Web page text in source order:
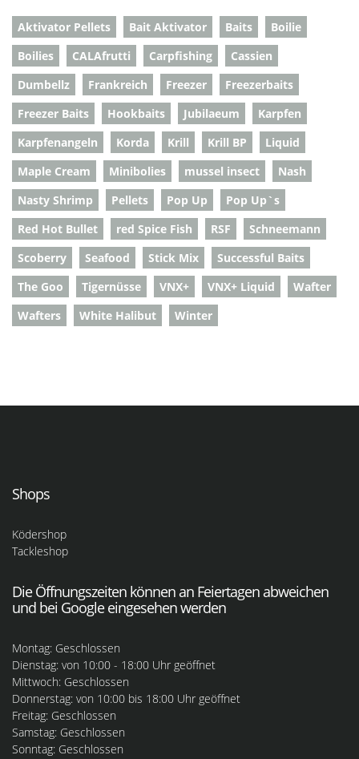
Aktivator Pellets Bait Aktivator Baits
Boilie
Boilies
CALAfrutti Carpfishing
Cassien
Dumbellz
Frankreich Freezer
Freezerbaits
Freezer Baits
Hookbaits Jubilaeum
Karpfen
Karpfenangeln
Korda Krill Krill BP
Liquid
Maple Cream
Minibolies mussel insect
Nash
Nasty Shrimp
Pellets Pop Up
Pop Up`s
Red Hot Bullet
red Spice Fish RSF
Schneemann
Scoberry
Seafood Stick Mix
Successful Baits
The Goo
Tigernüsse VNX+ VNX+ Liquid
Wafter
Wafters
White Halibut Winter
Shops
Ködershop
Tackleshop
Die Öffnungszeiten können an Feiertagen abweichen
und bei Google eingesehen werden
Montag: Geschlossen
Dienstag: von 10:00 - 18:00 Uhr geöffnet
Mittwoch: Geschlossen
Donnerstag: von 10:00 bis 18:00 Uhr geöffnet
Freitag: Geschlossen
Samstag: Geschlossen
Sonntag: Geschlossen